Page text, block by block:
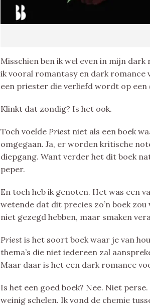
Misschien ben ik wel even in mijn
ik vooral romantasy en dark romance
een priester die verliefd wordt op een
Klinkt dat zondig? Is het ook.
Toch voelde Priest niet als een boek
omgegaan. Ja, er worden kritische
diepgang. Want verder het dit boek
peper.
En toch heb ik genoten. Het was een
wetende dat dit precies zo’n boek
niet gezegd hebben, maar smaken
Priest is het soort boek waar je van
thema’s die niet iedereen zal
Maar daar is het een dark romance
Is het een goed boek? Nee. Niet
weinig schelen. Ik vond de chemie